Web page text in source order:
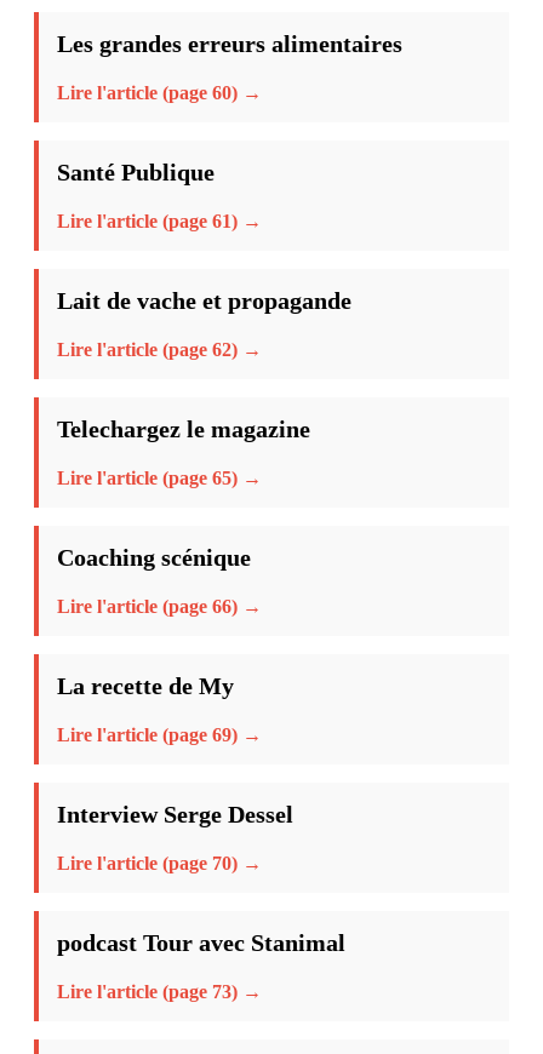
Les grandes erreurs alimentaires
Lire l'article (page 60) →
Santé Publique
Lire l'article (page 61) →
Lait de vache et propagande
Lire l'article (page 62) →
Telechargez le magazine
Lire l'article (page 65) →
Coaching scénique
Lire l'article (page 66) →
La recette de My
Lire l'article (page 69) →
Interview Serge Dessel
Lire l'article (page 70) →
podcast Tour avec Stanimal
Lire l'article (page 73) →